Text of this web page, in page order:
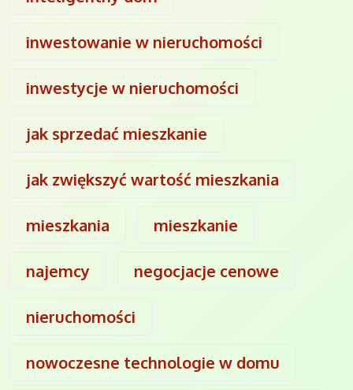
inwestowanie w nieruchomości
inwestycje w nieruchomości
jak sprzedać mieszkanie
jak zwiększyć wartość mieszkania
mieszkania mieszkanie
najemcy negocjacje cenowe
nieruchomości
nowoczesne technologie w domu